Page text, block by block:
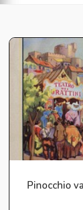
Pinocchio